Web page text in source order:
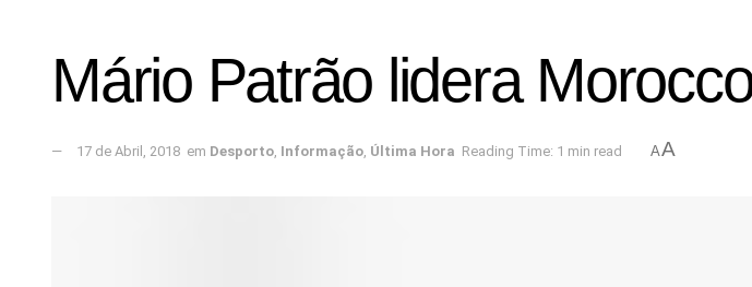
Mário Patrão lidera
17 de Abril, 2018 em Desporto, Informação, Última Hora Reading Time: 1 min read AA